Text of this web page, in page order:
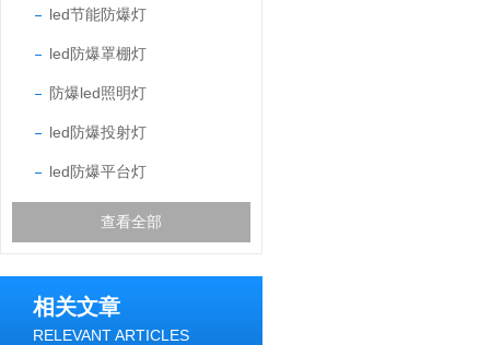
led节能防爆灯
led防爆罩棚灯
防爆led照明灯
led防爆投射灯
led防爆平台灯
查看全部
相关文章
RELEVANT ARTICLES